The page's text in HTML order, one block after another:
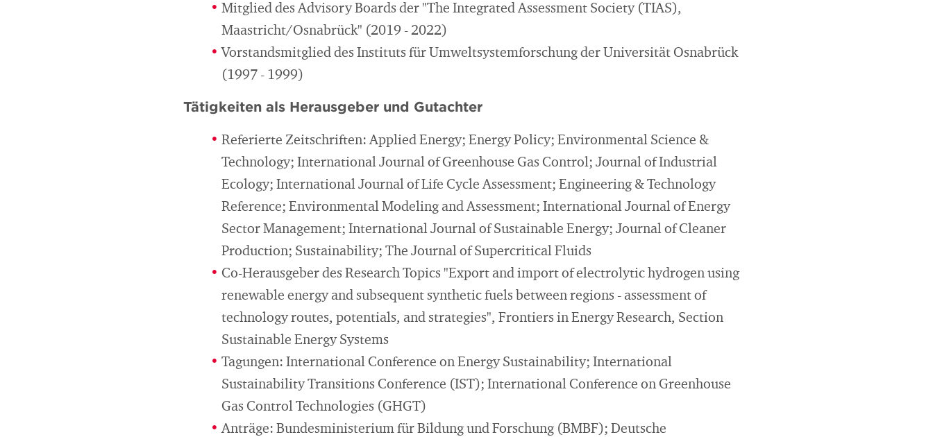
Mitglied des Advisory Boards der "The Integrated Assessment Society (TIAS),
Maastricht/Osnabrück" (2019 - 2022)
Vorstandsmitglied des Instituts für Umweltsystemforschung der Universität Osnabrück
(1997 - 1999)
Tätigkeiten als Herausgeber und Gutachter
Referierte Zeitschriften: Applied Energy; Energy Policy; Environmental Science &
Technology; International Journal of Greenhouse Gas Control; Journal of Industrial
Ecology; International Journal of Life Cycle Assessment; Engineering & Technology
Reference; Environmental Modeling and Assessment; International Journal of Energy
Sector Management; International Journal of Sustainable Energy; Journal of Cleaner
Production; Sustainability; The Journal of Supercritical Fluids
Co-Herausgeber des Research Topics "Export and import of electrolytic hydrogen using
renewable energy and subsequent synthetic fuels between regions - assessment of
technology routes, potentials, and strategies", Frontiers in Energy Research, Section
Sustainable Energy Systems
Tagungen: International Conference on Energy Sustainability; International
Sustainability Transitions Conference (IST); International Conference on Greenhouse
Gas Control Technologies (GHGT)
Anträge: Bundesministerium für Bildung und Forschung (BMBF); Deutsche